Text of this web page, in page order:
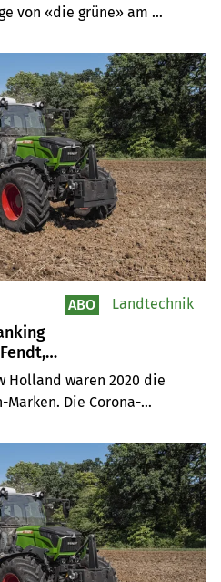
von «die grüne» am
Heute kommt es
zulässige Gesamtgewicht an.
Holland waren 2020 die
Die Corona-
auf die Neu-
ABO Landtechnik